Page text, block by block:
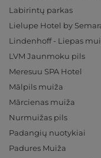
Labirintų parkas
Lielupe Hotel by
Lindenhoff - Liepas
LVM Jaunmoku pils
Meresuu SPA Hotel
Mālpils muiža
Mārcienas muiža
Nurmuižas pils
Padangių nuotykiai
Padures Muiža